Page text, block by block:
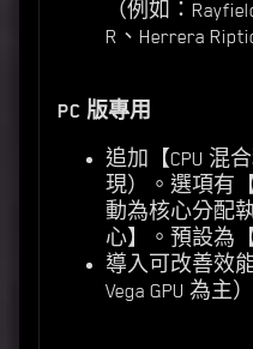
（例如：
R、Herrera
PC 版專用
追加【CPU 混
現）。選項有
動為核心分配
心】。預設為
導入可改善效
Vega GPU 為主